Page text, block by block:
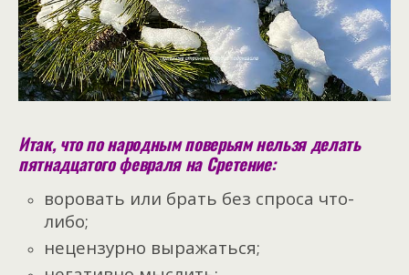
Итак, что по народным поверьям нельзя делать
пятнадцатого февраля на Сретение:
воровать или брать без спроса что-
либо;
нецензурно выражаться;